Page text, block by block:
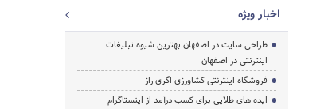
اخبار ویژه
طراحی سایت در اصفهان بهترین شیوه تبلیغات
اینترنتی در اصفهان
فروشگاه اینترنتی کشاورزی اگری راز
ایده های طلایی برای کسب درآمد از اینستاگرام